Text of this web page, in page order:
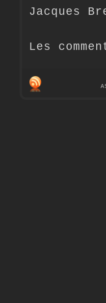
Jacques
Les